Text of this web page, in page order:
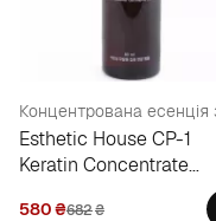
Esthetic House CP-1
Keratin Concentrate
580₴682₴